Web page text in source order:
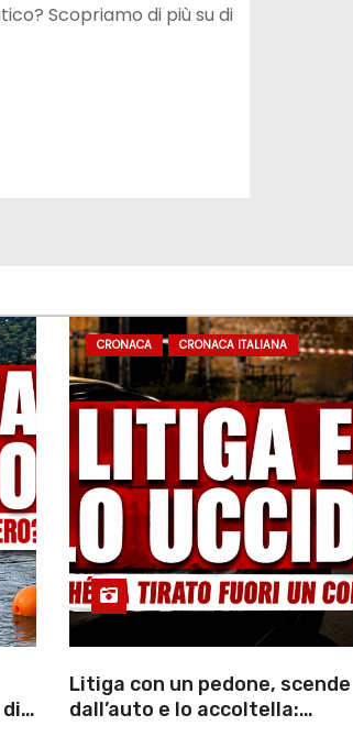
Scopriamo di più su di
CRONACA CRONACA ITALIANA
Litiga con un pedone, scende
dall’auto e lo accoltella: